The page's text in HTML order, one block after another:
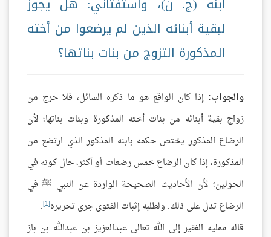
لبقية أبنائه الذين لم يرضعوا من أخته
المذكورة التزوج من بنات بناتها؟
والجواب: إذا كان الواقع هو ما ذكره السائل، فلا حرج من
زواج بقية أبنائه من بنات أخته المذكورة وبنات بناتها؛ لأن
الرضاع المذكور يختص حكمه بابنه المذكور الذي ارتضع من
المذكورة، إذا كان الرضاع خمس رضعات أو أكثر، حال كونه في
الحولين؛ لأن الأحاديث الصحيحة الواردة عن النبي ﷺ في
الرضاع تدل على ذلك. ولطلبه إثبات الفتوى جرى تحريره[1]
.
قاله ممليه الفقير إلى الله تعالى عبدالعزيز بن عبدالله بن باز